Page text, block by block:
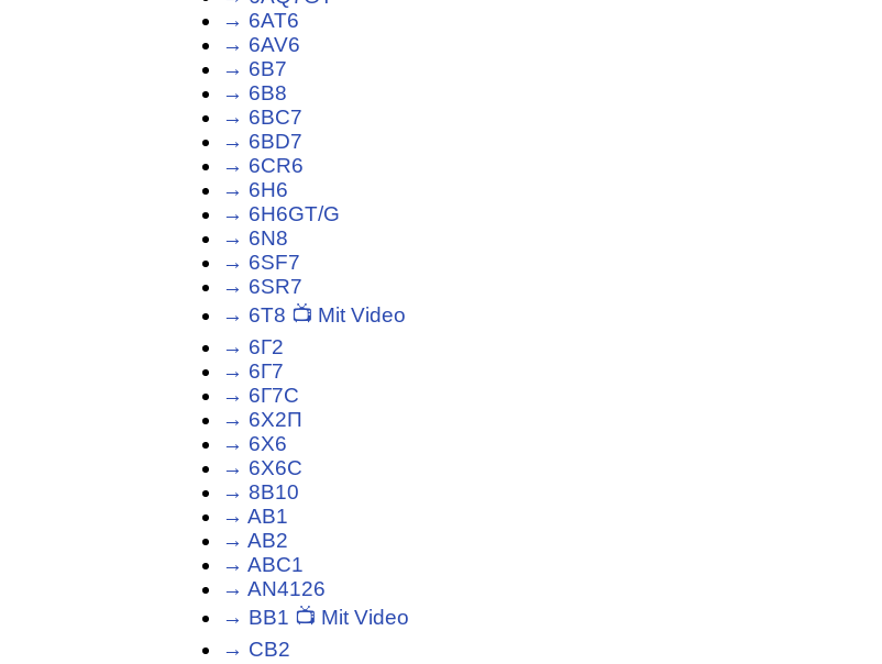
→ 6AT6
→ 6AV6
→ 6B7
→ 6B8
→ 6BC7
→ 6BD7
→ 6CR6
→ 6H6
→ 6H6GT/G
→ 6N8
→ 6SF7
→ 6SR7
→ 6T8 📺 Mit Video
→ 6Г2
→ 6Г7
→ 6Г7С
→ 6Х2П
→ 6Х6
→ 6Х6С
→ 8B10
→ AB1
→ AB2
→ ABC1
→ AN4126
→ BB1 📺 Mit Video
→ CB2